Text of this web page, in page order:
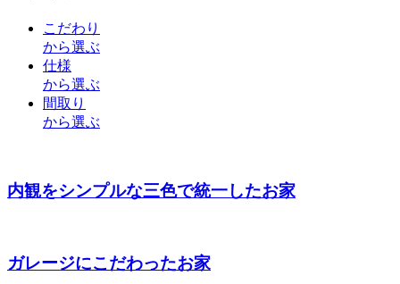
こだわり
から選ぶ
仕様
から選ぶ
間取り
から選ぶ
内観をシンプルな三色で統一したお家
ガレージにこだわったお家